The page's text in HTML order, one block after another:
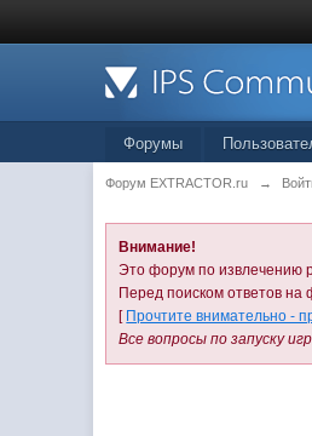
Форумы
Форум EXTRACTOR.ru →
Внимание!
Это форум по извлечению
Перед поиском ответов на
[ Прочтите внимательно -
Все вопросы по запуску